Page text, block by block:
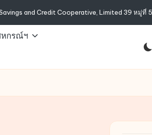
and Credit Cooperative, Limited 39 หมู่ที่ 5
หกรณ์ฯ